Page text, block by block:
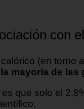
con
(en
la mayoría de las
que solo el